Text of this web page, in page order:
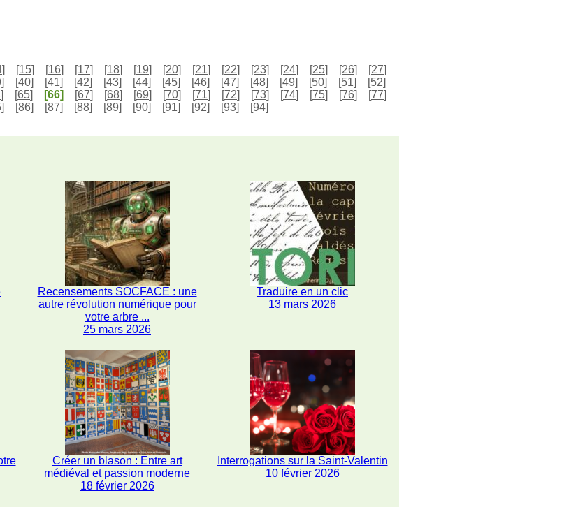
] [15] [16] [17] [18] [19] [20] [21] [22] [23] [24] [25] [26] [27]
] [40] [41] [42] [43] [44] [45] [46] [47] [48] [49] [50] [51] [52]
] [65] [66] [67] [68] [69] [70] [71] [72] [73] [74] [75] [76] [77]
] [86] [87] [88] [89] [90] [91] [92] [93] [94]
Recensements SOCFACE : une
autre révolution numérique pour
votre arbre ...
25 mars 2026
Traduire en un clic
13 mars 2026
Créer un blason : Entre art
médiéval et passion moderne
18 février 2026
Interrogations sur la Saint-Valentin
10 février 2026